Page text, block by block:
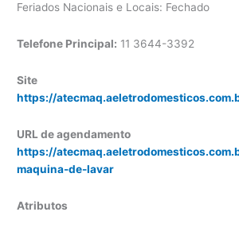
Feriados Nacionais e Locais: Fechado
Telefone Principal: 11 3644-3392
Site
https://
URL de agendamento
https://
maquina-de-lavar
Atributos